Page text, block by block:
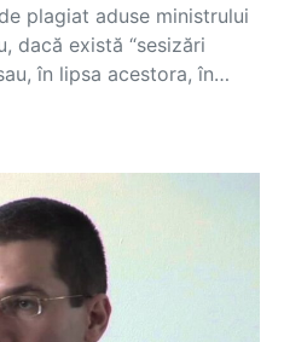
plagiat aduse ministrului
dacă există “sesizări
în lipsa acestora, în…